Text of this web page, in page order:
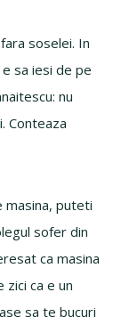
soselei. In
sa iesi de pe
nu
Conteaza
puteti
sofer din
ca masina
zici ca e un
sa te bucuri